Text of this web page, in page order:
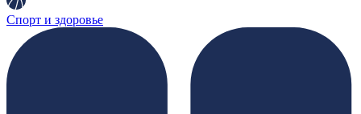
Спорт и здоровье